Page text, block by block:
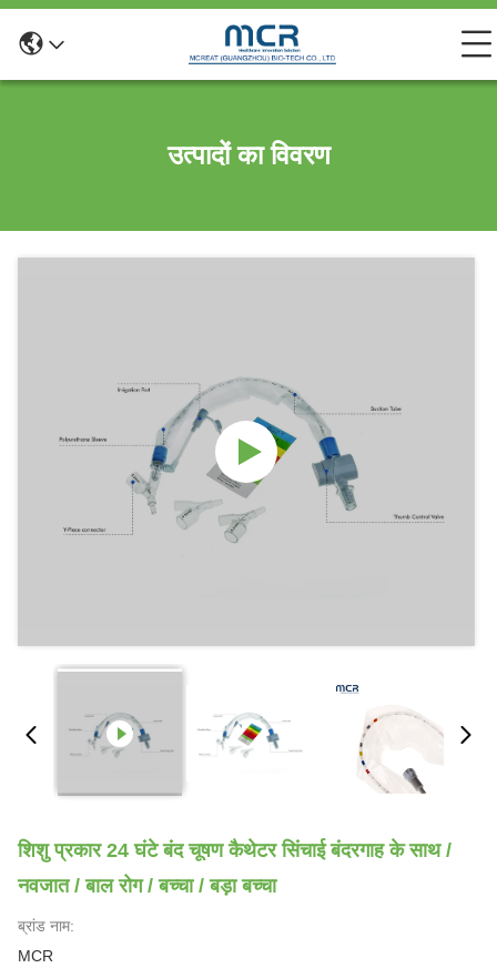
उत्पादों का विवरण
शिशु प्रकार 24 घंटे बंद चूषण कैथेटर सिंचाई बंदरगाह के साथ /
नवजात / बाल रोग / बच्चा / बड़ा बच्चा
ब्रांड नाम:
MCR